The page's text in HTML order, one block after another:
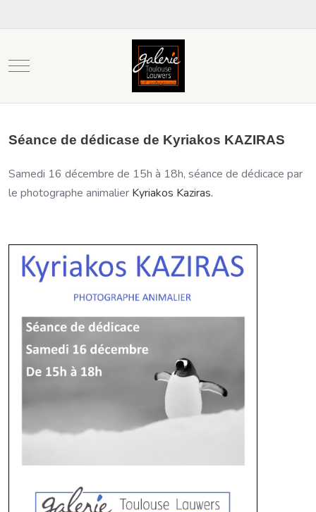
Mobile Menu Toggle
Séance de dédicase de Kyriakos KAZIRAS
Samedi 16 décembre de 15h à 18h, séance de dédicace par
le photographe animalier Kyriakos Kaziras.